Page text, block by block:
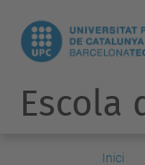
Escola
Inici